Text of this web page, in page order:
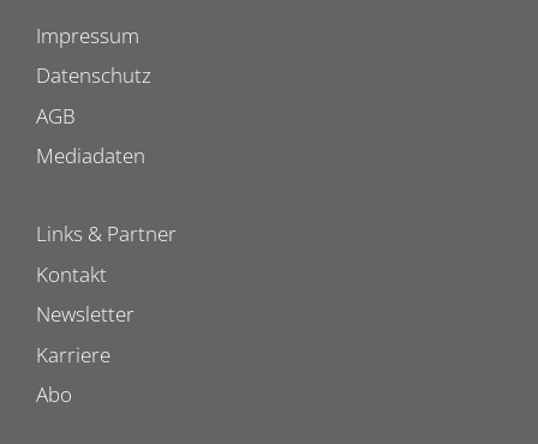
Impressum
Datenschutz
AGB
Mediadaten
Links & Partner
Kontakt
Newsletter
Karriere
Abo